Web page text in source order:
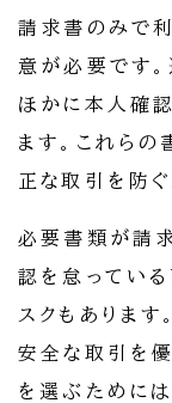
請求書のみで
意が必要です。
ほかに本人確
ます。これらの
正な取引を防
必要書類が請
認を怠ってい
スクもあります
安全な取引を
を選ぶために